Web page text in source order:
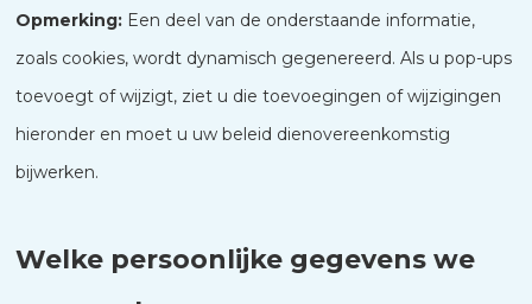
Opmerking: Een deel van de onderstaande informatie,
zoals cookies, wordt dynamisch gegenereerd. Als u pop-ups
toevoegt of wijzigt, ziet u die toevoegingen of wijzigingen
hieronder en moet u uw beleid dienovereenkomstig
bijwerken.
Welke persoonlijke gegevens we